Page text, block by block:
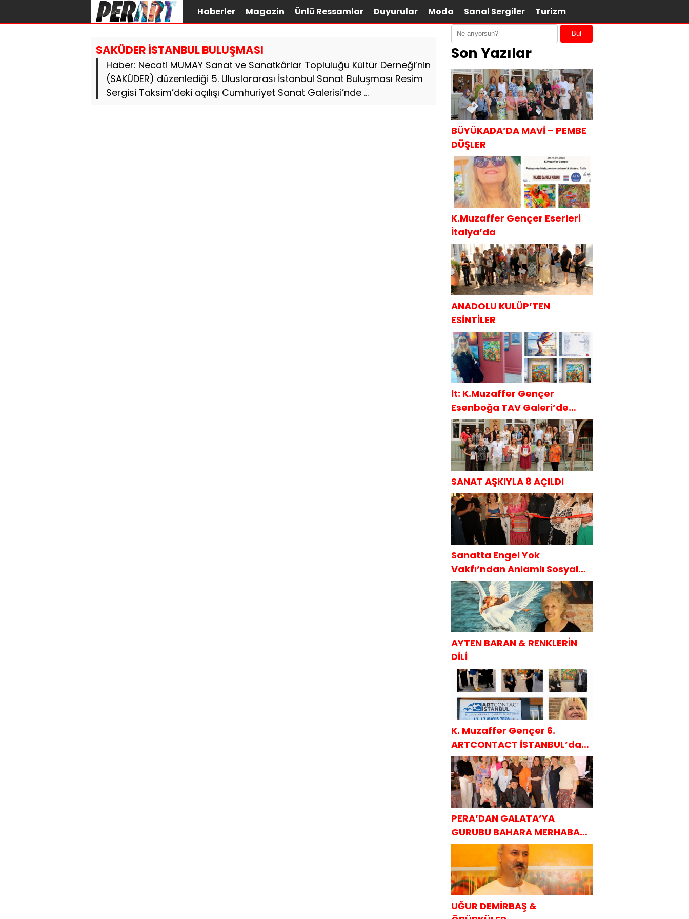
Haberler Magazin Ünlü Ressamlar Duyurular Moda Sanal Sergiler Turizm
SAKÜDER İSTANBUL BULUŞMASI
Haber: Necati MUMAY Sanat ve Sanatkârlar Topluluğu Kültür Derneği’nin
(SAKÜDER) düzenlediği 5. Uluslararası İstanbul Sanat Buluşması Resim
Sergisi Taksim’deki açılışı Cumhuriyet Sanat Galerisi’nde ...
Bul
Son Yazılar
BÜYÜKADA’DA MAVİ – PEMBE
DÜŞLER
K.Muzaffer Gençer Eserleri
İtalya’da
ANADOLU KULÜP’TEN
ESİNTİLER
lt: K.Muzaffer Gençer
Esenboğa TAV Galeri’de
SAKÜDER İle
SANAT AŞKIYLA 8 AÇILDI
Sanatta Engel Yok
Vakfı’ndan Anlamlı Sosyal
Sorumluluk Projesi
AYTEN BARAN & RENKLERİN
DİLİ
K. Muzaffer Gençer 6.
ARTCONTACT İSTANBUL’da
SAKÜDER ile
PERA’DAN GALATA’YA
GURUBU BAHARA MERHABA
KAHVALTISI
UĞUR DEMİRBAŞ &